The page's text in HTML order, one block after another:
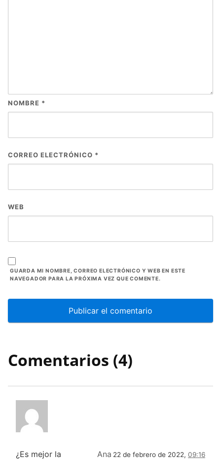
NOMBRE *
CORREO ELECTRÓNICO *
WEB
GUARDA MI NOMBRE, CORREO ELECTRÓNICO Y WEB EN ESTE
NAVEGADOR PARA LA PRÓXIMA VEZ QUE COMENTE.
Comentarios (4)
Ana 22 de febrero de 2022, 09:16
¿Es mejor la